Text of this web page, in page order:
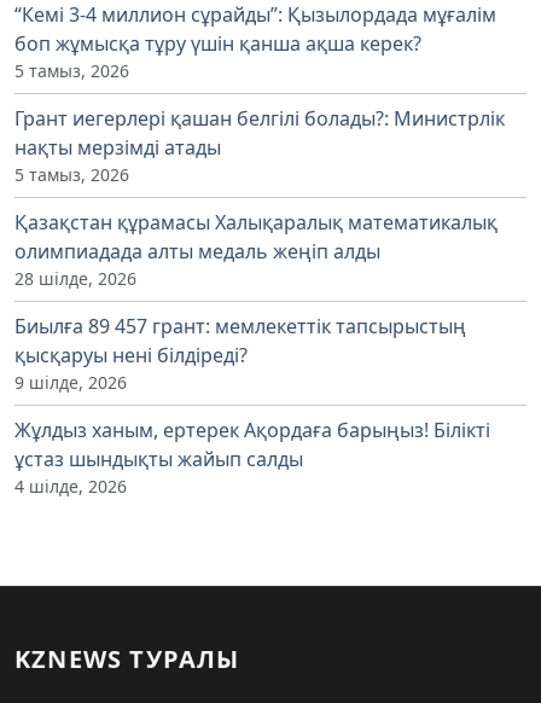
“Кемі 3-4 миллион сұрайды”: Қызылордада мұғалім
боп жұмысқа тұру үшін қанша ақша керек?
5 тамыз, 2026
Грант иегерлері қашан белгілі болады?: Министрлік
нақты мерзімді атады
5 тамыз, 2026
Қазақстан құрамасы Халықаралық математикалық
олимпиадада алты медаль жеңіп алды
28 шілде, 2026
Биылға 89 457 грант: мемлекеттік тапсырыстың
қысқаруы нені білдіреді?
9 шілде, 2026
Жұлдыз ханым, ертерек Ақордаға барыңыз! Білікті
ұстаз шындықты жайып салды
4 шілде, 2026
KZNEWS ТУРАЛЫ